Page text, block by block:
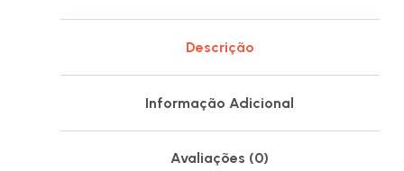
Descrição
Informação Adicional
Avaliações (0)